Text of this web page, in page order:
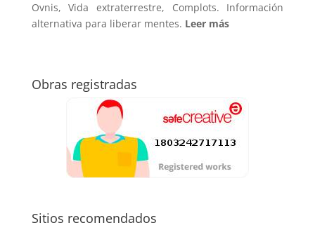
Ovnis, Vida extraterrestre, Complots. Información
alternativa para liberar mentes. Leer más
Obras registradas
Sitios recomendados